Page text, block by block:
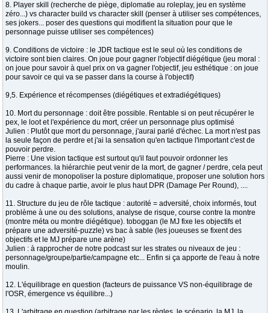
8. Player skill (recherche de piège, diplomatie au roleplay, jeu en système
zéro...) vs character build vs character skill (penser à utiliser ses compétences,
ses jokers... poser des questions qui modifient la situation pour que le
personnage puisse utiliser ses compétences)
9. Conditions de victoire : le JDR tactique est le seul où les conditions de
victoire sont bien claires. On joue pour gagner l'objectif diégétique (jeu moral :
on joue pour savoir à quel prix on va gagner l'objectif, jeu esthétique : on joue
pour savoir ce qui va se passer dans la course à l'objectif)
9,5. Expérience et récompenses (diégétiques et extradiégétiques)
10. Mort du personnage : doit être possible. Rentable si on peut récupérer le
pex, le loot et l'expérience du mort, créer un personnage plus optimisé
Julien : Plutôt que mort du personnage, j'aurai parlé d'échec. La mort n'est pas
la seule façon de perdre et j'ai la sensation qu'en tactique l'important c'est de
pouvoir perdre.
Pierre : Une vision tactique est surtout qu'il faut pouvoir ordonner les
performances. la hiérarchie peut venir de la mort, de gagner / perdre, cela peut
aussi venir de monopoliser la posture diplomatique, proposer une solution hors
du cadre à chaque partie, avoir le plus haut DPR (Damage Per Round), ....
11. Structure du jeu de rôle tactique : autorité = adversité, choix informés, tout
problème à une ou des solutions, analyse de risque, course contre la montre
(montre méta ou montre diégétique). toboggan (le MJ fixe les objectifs et
prépare une adversité-puzzle) vs bac à sable (les joueuses se fixent des
objectifs et le MJ prépare une arène)
Julien : à rapprocher de notre podcast sur les strates ou niveaux de jeu :
personnage/groupe/partie/campagne etc... Enfin si ça apporte de l'eau à notre
moulin.
12. L'équilibrage en question (facteurs de puissance VS non-équilibrage de
l'OSR, émergence vs équilibre...)